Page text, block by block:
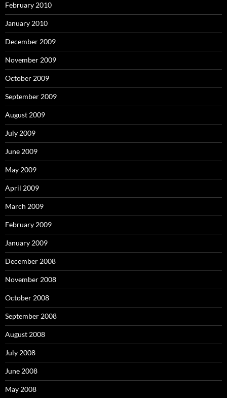
February 2010
January 2010
December 2009
November 2009
October 2009
September 2009
August 2009
July 2009
June 2009
May 2009
April 2009
March 2009
February 2009
January 2009
December 2008
November 2008
October 2008
September 2008
August 2008
July 2008
June 2008
May 2008